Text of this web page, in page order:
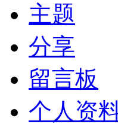
主题
分享
留言板
个人资